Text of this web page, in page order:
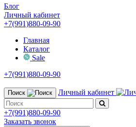
Блог
Личный кабинет
+7(991)880-09-90
Главная
Каталог
Sale
+7(991)880-09-90
Поиск Личный кабинет
+7(991)880-09-90
Заказать звонок